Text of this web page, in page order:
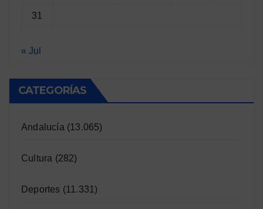
31
« Jul
CATEGORÍAS
Andalucía (13.065)
Cultura (282)
Deportes (11.331)